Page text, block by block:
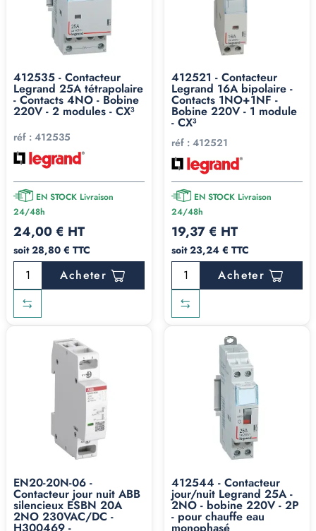
412535 - Contacteur
Legrand 25A tétrapolaire
- Contacts 4NO - Bobine
220V - 2 modules - CX³
réf : 412535
EN STOCK Livraison
24/48h
24,00 € HT
soit 28,80 € TTC
Acheter
412521 - Contacteur
Legrand 16A bipolaire -
Contacts 1NO+1NF -
Bobine 220V - 1 module
- CX³
réf : 412521
EN STOCK Livraison
24/48h
19,37 € HT
soit 23,24 € TTC
Acheter
EN20-20N-06 -
Contacteur jour nuit ABB
silencieux ESBN 20A
2NO 230VAC/DC -
412544 - Contacteur
jour/nuit Legrand 25A -
2NO - bobine 220V - 2P
- pour chauffe eau